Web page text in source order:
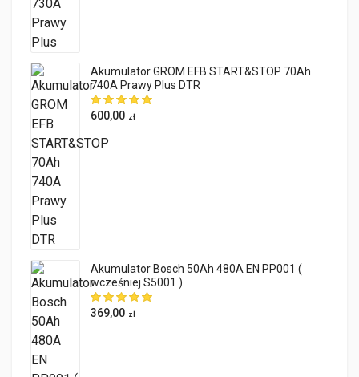
Akumulator GROM EFB START&STOP 70Ah
740A Prawy Plus DTR
600,00 zł
Akumulator Bosch 50Ah 480A EN PP001 (
wcześniej S5001 )
369,00 zł